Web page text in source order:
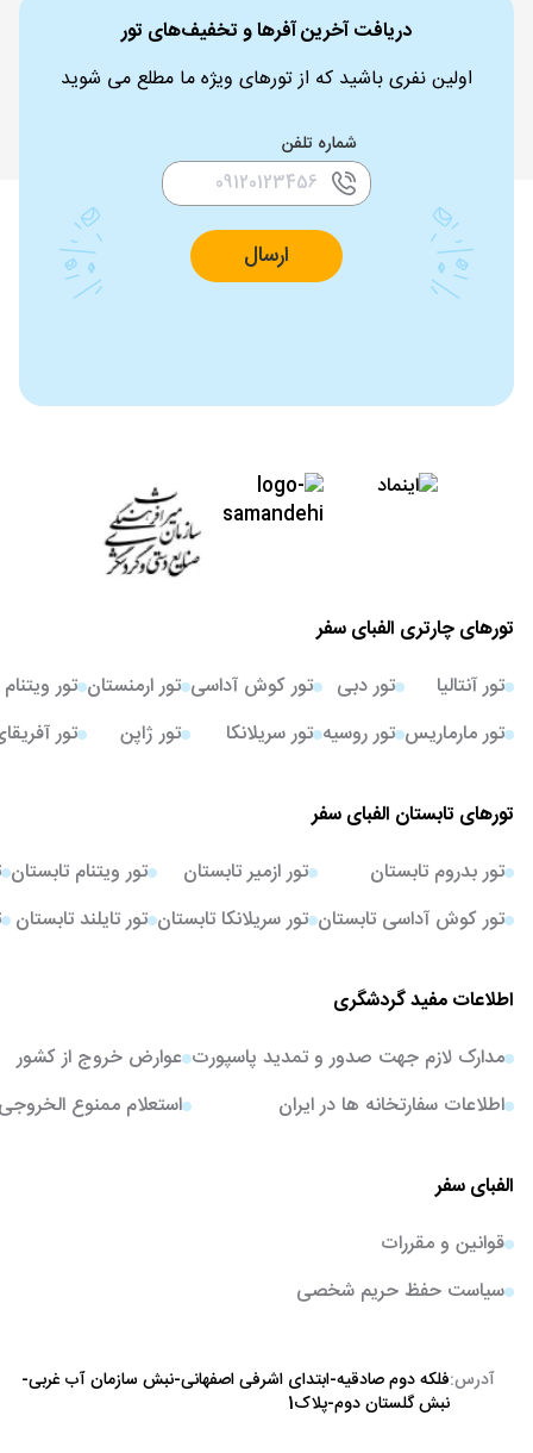
دریافت آخرین آفرها و تخفیف‌های تور
اولین نفری باشید که از تورهای ویژه ما مطلع می شوید
شماره تلفن
ارسال
تورهای چارتری الفبای سفر
تور آنتالیا
تور مارماریس
تور دبی
تور روسیه
تور کوش آداسی
تور سریلانکا
تور ارمنستان
تور ژاپن
تور ویتنام
تور
تورهای تابستان الفبای سفر
تور بدروم تابستان
تور کوش آداسی تابستان
تور ازمیر تابستان
تور سریلانکا تابستان
تور ویتنام تابستان
تور تایلند تابستان
اطلاعات مفید گردشگری
مدارک لازم جهت صدور و تمدید پاسپورت
اطلاعات سفارتخانه ها در ایران
عوارض خروج از کشور
استعلام ممنوع
الفبای سفر
قوانین و مقررات
سیاست حفظ حریم شخصی
آدرس:فلکه دوم صادقیه-ابتدای اشرفی اصفهانی-نبش سازمان آب غربی-
نبش گلستان دوم-پلاک1